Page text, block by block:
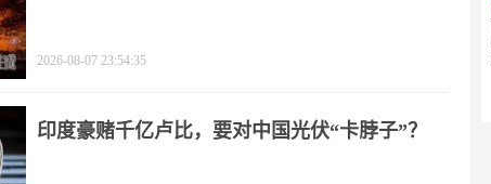
2026-08-07 23:54:35
印度豪赌千亿卢比，要对中国光伏“卡脖子”？